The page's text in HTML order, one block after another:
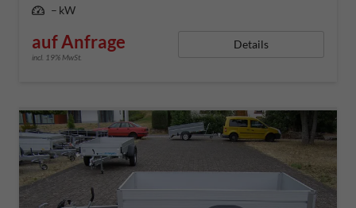
Leistung – kW
auf Anfrage
incl. 19% MwSt.
Details